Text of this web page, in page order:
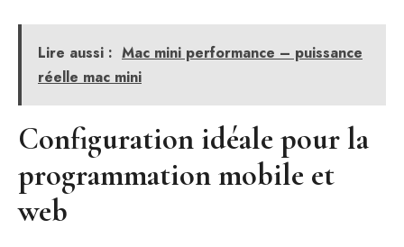
Lire aussi : Mac mini performance – puissance
réelle mac mini
Configuration idéale pour la
programmation mobile et
web